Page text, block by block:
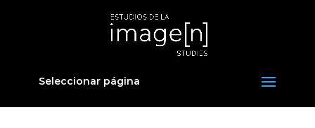
Seleccionar página